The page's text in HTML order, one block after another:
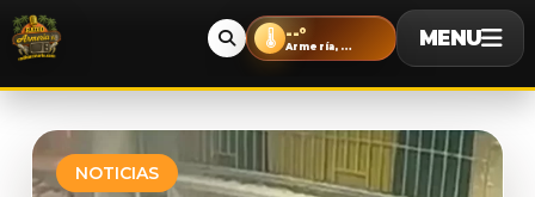
🌡️ --°
Armería, Colima MENU
NOTICIAS